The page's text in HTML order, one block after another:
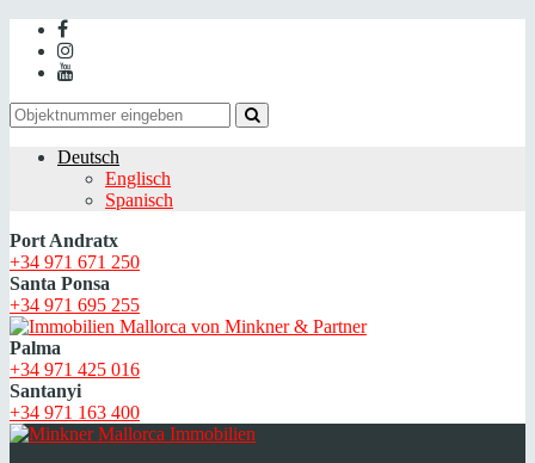
Deutsch
Englisch
Spanisch
Port Andratx
+34 971 671 250
Santa Ponsa
+34 971 695 255
Palma
+34 971 425 016
Santanyi
+34 971 163 400